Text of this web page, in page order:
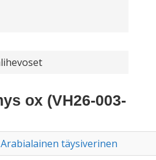
ox (VH26-003-
Arabialainen täysiverinen